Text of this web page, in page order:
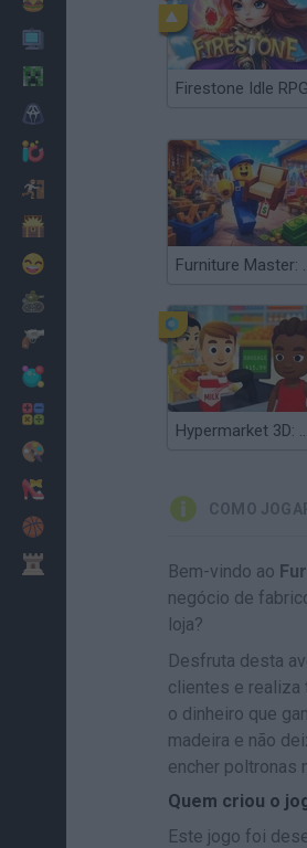
Firestone Idle RPG
Hypermarket 3D: Store Cashier
COMO
Bem-vindo ao
negócio de
loja?
Desfruta desta
clientes e realiza
o dinheiro que
madeira e não
encher poltronas
Quem criou o
Este jogo foi